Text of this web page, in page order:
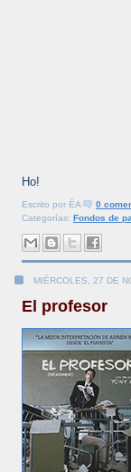
Ho!
Escrito por ÉA
0
Categorías: Fondos de
MIÉRCOLES, 27 DE
El profesor